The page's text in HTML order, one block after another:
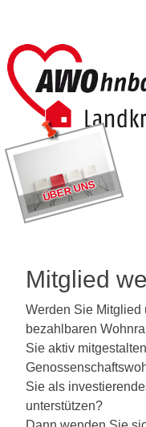
content
ÜBER UNS
Mitglied
Werden Sie Mitglied
bezahlbaren
Sie aktiv
Sie als
unterstützen?